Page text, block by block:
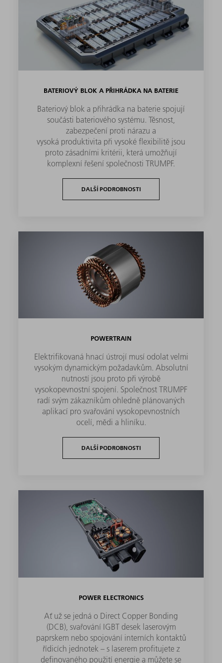
BATERIOVÝ BLOK A PŘIHRÁDKA NA BATERIE
Bateriový blok a přihrádka na baterie spojují
součásti bateriového systému. Těsnost,
zabezpečení proti nárazu a
vysoká produktivita při vysoké flexibilitě jsou
proto zásadními kritérii, která umožňují
komplexní řešení společnosti TRUMPF.
DALŠÍ PODROBNOSTI
POWERTRAIN
Elektrifikovaná hnací ústrojí musí odolat velmi
vysokým dynamickým požadavkům. Absolutní
nutností jsou proto při výrobě
vysokopevnostní spojení. Společnost TRUMPF
radí svým zákazníkům ohledně plánovaných
aplikací pro svařování vysokopevnostních
ocelí, mědi a hliníku.
DALŠÍ PODROBNOSTI
POWER ELECTRONICS
Ať už se jedná o Direct Copper Bonding
(DCB), svařování IGBT desek laserovým
paprskem nebo spojování interních kontaktů
řídicích jednotek – s laserem profitujete z
definovaného použití energie a můžete se